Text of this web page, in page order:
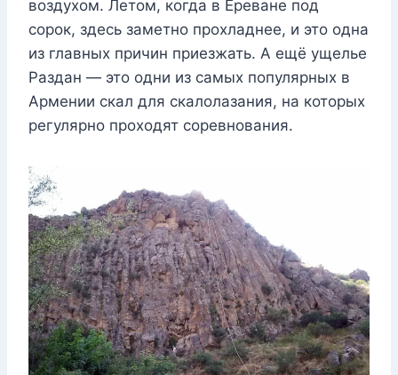
воздухом. Летом, когда в Ереване под
сорок, здесь заметно прохладнее, и это одна
из главных причин приезжать. А ещё ущелье
Раздан — это одни из самых популярных в
Армении скал для скалолазания, на которых
регулярно проходят соревнования.